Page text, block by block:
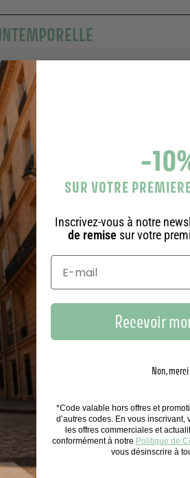
votre routine
-
SUR VOTRE
Inscrivez-vous à notre
de remise sur votre
Recevoir
Non, merci
*Code valable hors offres et
d’autres codes. En vous inscrivant,
les offres commerciales et
conformément à notre Politique de
vous désinscrire à